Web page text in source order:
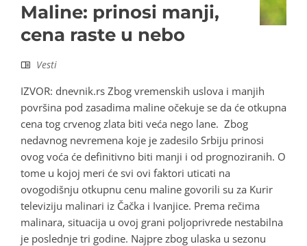
Maline: prinosi manji,
cena raste u nebo
Vesti
IZVOR: dnevnik.rs Zbog vremenskih uslova i manjih
površina pod zasadima maline očekuje se da će otkupna
cena tog crvenog zlata biti veća nego lane. Zbog
nedavnog nevremena koje je zadesilo Srbiju prinosi
ovog voća će definitivno biti manji i od prognoziranih. O
tome u kojoj meri će svi ovi faktori uticati na
ovogodišnju otkupnu cenu maline govorili su za Kurir
televiziju malinari iz Čačka i Ivanjice. Prema rečima
malinara, situacija u ovoj grani poljoprivrede nestabilna
je poslednje tri godine. Najpre zbog ulaska u sezonu